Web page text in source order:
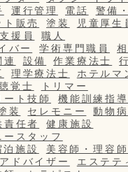
運行管理 電話
警備
ト販売 塗装
児童厚生
援員
職人
バー 学術専門職員
連 設備 作業療法士
理学療法士
ホテルマ
覚士
トリマー
ート技師
機能訓練指導
装 セレモニー
動物
責任者
健康施設
ースタッフ
泊施設
美容師・理容師
ドバイザー
エステテ